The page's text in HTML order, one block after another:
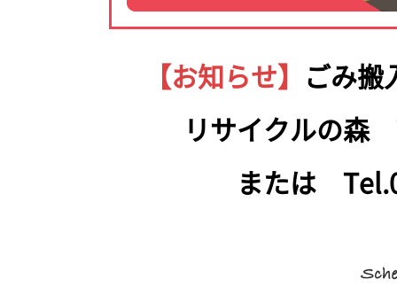
【お知らせ】 ごみ搬
リサイクルの森
または